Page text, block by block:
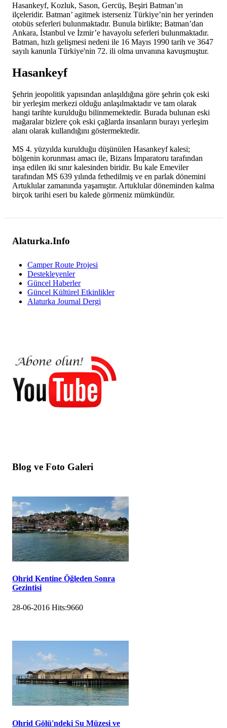
Hasankeyf, Kozluk, Sason, Gercüş, Beşiri Batman’ın
ilçeleridir. Batman’ agitmek isterseniz Türkiye’nin her yerinden
otobüs seferleri bulunmaktadır. Bunula birlikte; Batman’dan
Ankara, İstanbul ve İzmir’e havayolu seferleri bulunmaktadır.
Batman, hızlı gelişmesi nedeni ile 16 Mayıs 1990 tarih ve 3647
sayılı kanunla Türkiye'nin 72. ili olma unvanına kavuşmuştur.
Hasankeyf
Şehrin jeopolitik yapısından anlaşıldığına göre şehrin çok eski
bir yerleşim merkezi olduğu anlaşılmaktadır ve tam olarak
hangi tarihte kurulduğu bilinmemektedir. Burada bulunan eski
mağaralar bizlere çok eski çağlarda insanların burayı yerleşim
alanı olarak kullandığını göstermektedir.
MS 4. yüzyılda kurulduğu düşünülen Hasankeyf kalesi;
bölgenin korunması amacı ile, Bizans İmparatoru tarafından
inşa edilen iki sınır kalesinden biridir. Bu kale Emeviler
tarafından MS 639 yılında fethedilmiş ve en parlak dönemini
Artuklular zamanında yaşamıştır. Artuklular döneminden kalma
birçok tarihi eseri bu kalede görmeniz mümkündür.
Alaturka.Info
Camper Route Projesi
Destekleyenler
Güncel Haberler
Güncel Kültürel Etkinlikler
Alaturka Journal Dergi
Blog ve Foto Galeri
Ohrid Kentine Öğleden Sonra
Gezintisi
28-06-2016 Hits:9660
Ohrid Gölü'ndeki Su Müzesi ve